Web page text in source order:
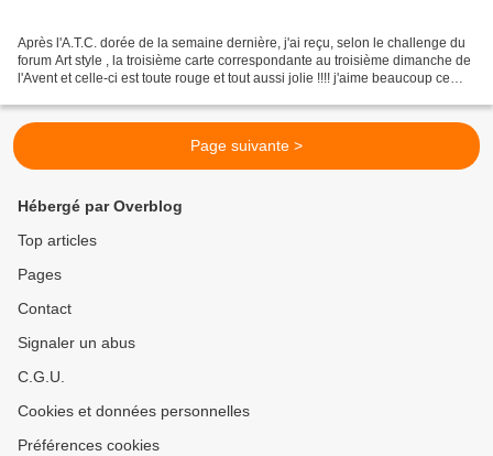
Après l'A.T.C. dorée de la semaine dernière, j'ai reçu, selon le challenge du
forum Art style , la troisième carte correspondante au troisième dimanche de
l'Avent et celle-ci est toute rouge et tout aussi jolie !!!! j'aime beaucoup ce
Page suivante >
Hébergé par Overblog
Top articles
Pages
Contact
Signaler un abus
C.G.U.
Cookies et données personnelles
Préférences cookies